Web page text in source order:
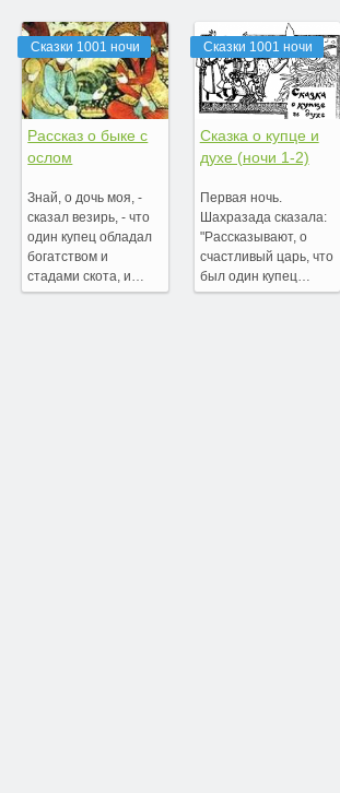
Сказки 1001 ночи
Рассказ о быке с
ослом
Знай, о дочь моя, -
сказал везирь, - что
один купец обладал
богатством и
стадами скота, и…
Сказки 1001 ночи
Сказка о купце и
духе (ночи 1-2)
Первая ночь.
Шахразада сказала:
"Рассказывают, о
счастливый царь, что
был один купец…